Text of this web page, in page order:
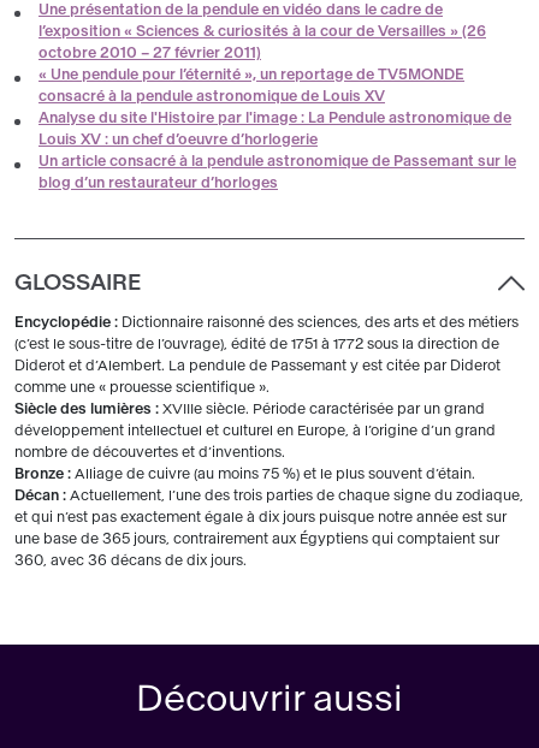
Une présentation de la pendule en vidéo dans le cadre de
l’exposition « Sciences & curiosités à la cour de Versailles » (26
octobre 2010 – 27 février 2011)
« Une pendule pour l’éternité », un reportage de TV5MONDE
consacré à la pendule astronomique de Louis XV
Analyse du site l'Histoire par l'image : La Pendule astronomique de
Louis XV : un chef d’oeuvre d’horlogerie
Un article consacré à la pendule astronomique de Passemant sur le
blog d’un restaurateur d’horloges
GLOSSAIRE
Encyclopédie : Dictionnaire raisonné des sciences, des arts et des métiers
(c’est le sous-titre de l’ouvrage), édité de 1751 à 1772 sous la direction de
Diderot et d’Alembert. La pendule de Passemant y est citée par Diderot
comme une « prouesse scientifique ».
Siècle des lumières : XVIIIe siècle. Période caractérisée par un grand
développement intellectuel et culturel en Europe, à l’origine d’un grand
nombre de découvertes et d’inventions.
Bronze : Alliage de cuivre (au moins 75 %) et le plus souvent d’étain.
Décan : Actuellement, l’une des trois parties de chaque signe du zodiaque,
et qui n’est pas exactement égale à dix jours puisque notre année est sur
une base de 365 jours, contrairement aux Égyptiens qui comptaient sur
360, avec 36 décans de dix jours.
Découvrir aussi